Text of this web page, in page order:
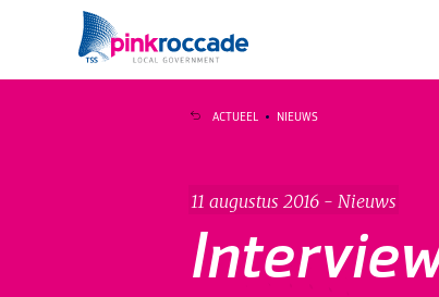
11 augustus 2016 - Nieuws
ACTUEEL NIEUWS